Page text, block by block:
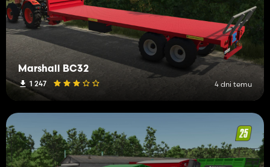
Marshall BC32
1 247 4 dni temu